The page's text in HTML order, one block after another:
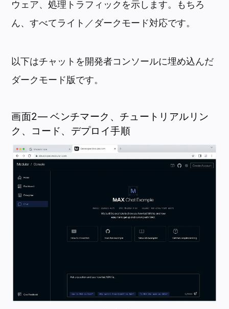
ウェア、処理トラフィックを示します。もちろ
ん、すべてライト／ダークモード対応です。
以下はチャットを開発者コンソールに埋め込んだ
ダークモード版です。
画面2— ベンチマーク、チュートリアルリン
ク、コード、デプロイ手順